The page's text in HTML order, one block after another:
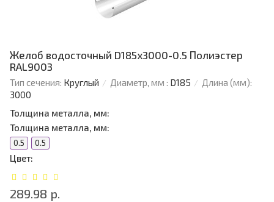
Желоб водосточный D185х3000-0.5 Полиэстер
RAL9003
Тип сечения: Круглый Диаметр, мм : D185
Длина (мм):
3000
Толщина металла, мм:
Толщина металла, мм:
0.5 0.5
Цвет:
289.98 р.